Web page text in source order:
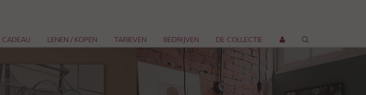
CADEAU LENEN / KOPEN TARIEVEN BEDRIJVEN DE COLLECTIE